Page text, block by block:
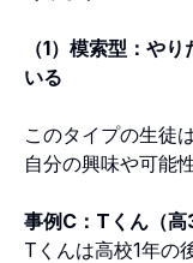
（1）模索型：や
いる
このタイプの生徒
自分の興味や可能
事例C：Tくん（高3
Tくんは高校1年の